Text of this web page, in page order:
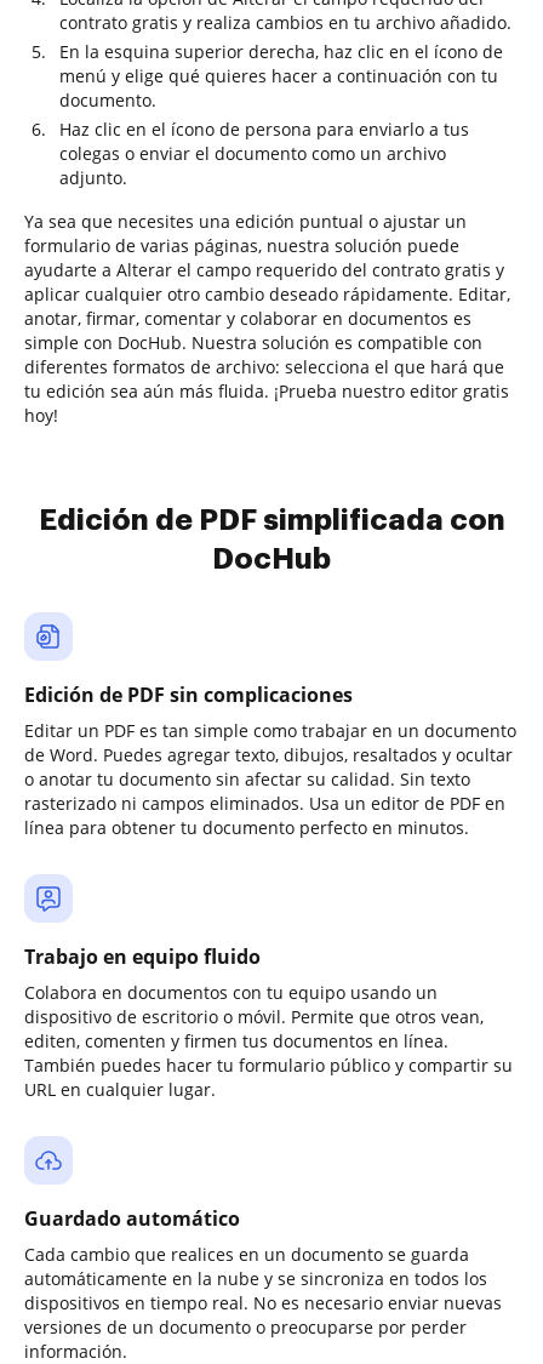
contrato gratis y realiza cambios en tu archivo añadido.
En la esquina superior derecha, haz clic en el ícono de
menú y elige qué quieres hacer a continuación con tu
documento.
Haz clic en el ícono de persona para enviarlo a tus
colegas o enviar el documento como un archivo
adjunto.
Ya sea que necesites una edición puntual o ajustar un
formulario de varias páginas, nuestra solución puede
ayudarte a Alterar el campo requerido del contrato gratis y
aplicar cualquier otro cambio deseado rápidamente. Editar,
anotar, firmar, comentar y colaborar en documentos es
simple con DocHub. Nuestra solución es compatible con
diferentes formatos de archivo: selecciona el que hará que
tu edición sea aún más fluida. ¡Prueba nuestro editor gratis
hoy!
Edición de PDF simplificada con
DocHub
Edición de PDF sin complicaciones
Editar un PDF es tan simple como trabajar en un documento
de Word. Puedes agregar texto, dibujos, resaltados y ocultar
o anotar tu documento sin afectar su calidad. Sin texto
rasterizado ni campos eliminados. Usa un editor de PDF en
línea para obtener tu documento perfecto en minutos.
Trabajo en equipo fluido
Colabora en documentos con tu equipo usando un
dispositivo de escritorio o móvil. Permite que otros vean,
editen, comenten y firmen tus documentos en línea.
También puedes hacer tu formulario público y compartir su
URL en cualquier lugar.
Guardado automático
Cada cambio que realices en un documento se guarda
automáticamente en la nube y se sincroniza en todos los
dispositivos en tiempo real. No es necesario enviar nuevas
versiones de un documento o preocuparse por perder
información.